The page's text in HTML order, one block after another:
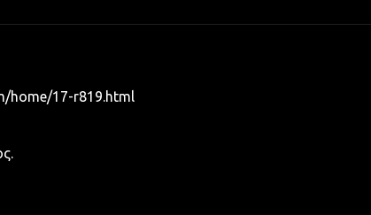
home/17-r819.html